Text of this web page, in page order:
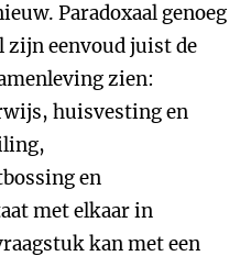
Paradoxaal genoeg
zijn eenvoud juist de
zien:
huisvesting en
en
met elkaar in
kan met een